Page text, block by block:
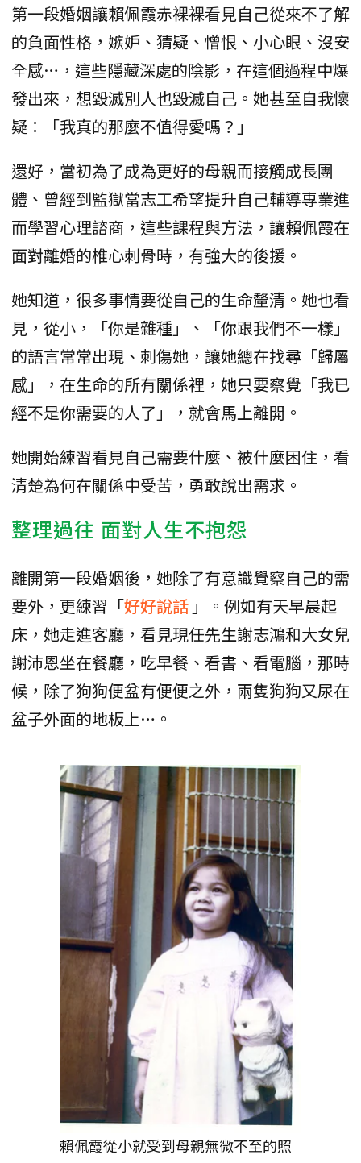
第一段婚姻讓賴佩霞赤裸裸看見自己從來不了解
的負面性格，嫉妒、猜疑、憎恨、小心眼、沒安
全感…，這些隱藏深處的陰影，在這個過程中爆
發出來，想毀滅別人也毀滅自己。她甚至自我懷
疑：「我真的那麼不值得愛嗎？」
還好，當初為了成為更好的母親而接觸成長團
體、曾經到監獄當志工希望提升自己輔導專業進
而學習心理諮商，這些課程與方法，讓賴佩霞在
面對離婚的椎心刺骨時，有強大的後援。
她知道，很多事情要從自己的生命釐清。她也看
見，從小，「你是雜種」、「你跟我們不一樣」
的語言常常出現、刺傷她，讓她總在找尋「歸屬
感」，在生命的所有關係裡，她只要察覺「我已
經不是你需要的人了」，就會馬上離開。
她開始練習看見自己需要什麼、被什麼困住，看
清楚為何在關係中受苦，勇敢說出需求。
整理過往 面對人生不抱怨
離開第一段婚姻後，她除了有意識覺察自己的需
要外，更練習「好好說話 」。例如有天早晨起
床，她走進客廳，看見現任先生謝志鴻和大女兒
謝沛恩坐在餐廳，吃早餐、看書、看電腦，那時
候，除了狗狗便盆有便便之外，兩隻狗狗又尿在
盆子外面的地板上…。
賴佩霞從小就受到母親無微不至的照